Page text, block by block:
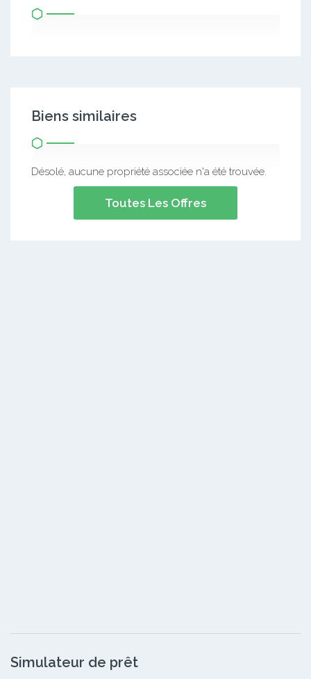
Biens similaires
Désolé, aucune propriété associée n'a été trouvée.
Toutes Les Offres
Simulateur de prêt